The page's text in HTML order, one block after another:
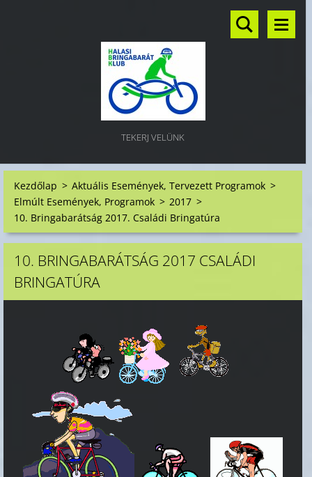
TEKERJ VELÜNK
Kezdőlap > Aktuális Események, Tervezett Programok >
Elmúlt Események, Programok > 2017 >
10. Bringabarátság 2017. Családi Bringatúra
10. BRINGABARÁTSÁG 2017 CSALÁDI
BRINGATÚRA